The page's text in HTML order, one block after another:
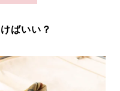
ばいい？